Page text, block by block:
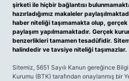
şirketi ile hiçbir bağlantısı
hazırladığımız makaleler
haber niteliği taşımamakta olup,
paylaşım yapılmamaktadır. Gerçek
benzerlikleri tamamen tesadüfidir.
halindedir ve tavsiye niteliği taşımazlar.
Sitemiz, 5651 Sayılı Kanun gereğince
Kurumu (BTK) tarafından onaylanmış bir